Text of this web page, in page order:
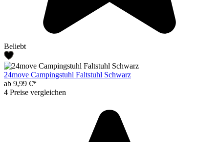
Beliebt
24move Campingstuhl Faltstuhl Schwarz
ab 9,99 €*
4 Preise vergleichen